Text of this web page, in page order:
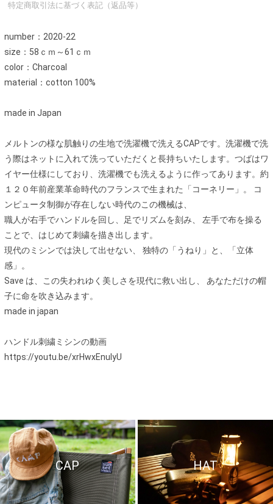
特定商取引法に基づく表記（返品等）
number：2020-22
size：58ｃｍ～61ｃｍ
color：Charcoal
material：cotton 100%
made in Japan
メルトンの様な肌触りの生地で洗濯機で洗えるCAPです。洗濯機で洗
う際はネットに入れて洗っていただくと長持ちいたします。つばはワ
イヤー仕様にしており、洗濯機でも洗えるように作ってあります。約
１２０年前産業革命時代のフランスで生まれた「コーネリー」。 コ
ンピュータ制御が存在しない時代のこの機械は、
職人が右手でハンドルを回し、足でリズムを刻み、 左手で布を操る
ことで、はじめて刺繍を描き出します。
現代のミシンでは決して出せない、 独特の「うねり」と、「立体
感」。
Save は、この失われゆく美しさを現代に救い出し、 あなただけの帽
子に命を吹き込みます。
made in japan
ハンドル刺繍ミシンの動画
https://youtu.be/xrHwxEnulyU
CAP HAT